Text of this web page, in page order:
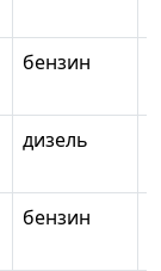
бензин
дизель
бензин